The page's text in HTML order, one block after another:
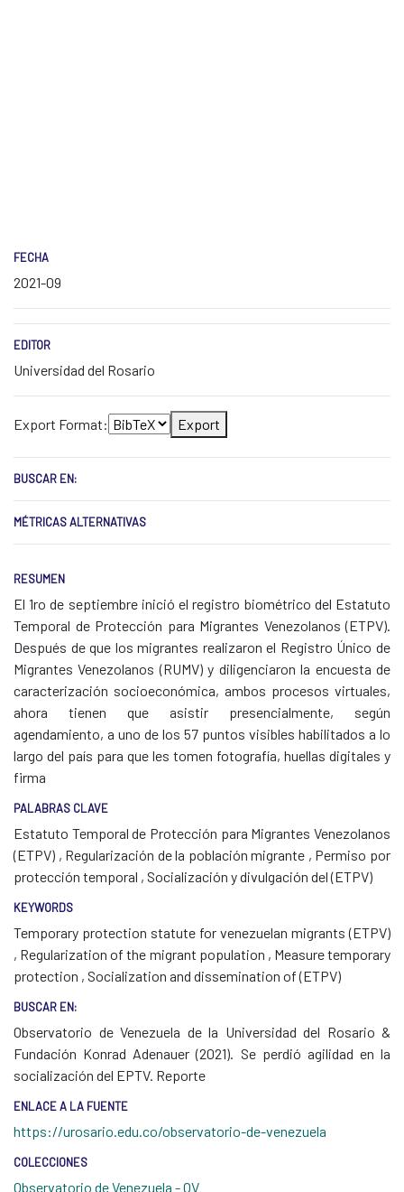
FECHA
2021-09
EDITOR
Universidad del Rosario
Export Format: Export
BUSCAR EN:
MÉTRICAS ALTERNATIVAS
RESUMEN
El 1ro de septiembre inició el registro biométrico del Estatuto
Temporal de Protección para Migrantes Venezolanos (ETPV).
Después de que los migrantes realizaron el Registro Único de
Migrantes Venezolanos (RUMV) y diligenciaron la encuesta de
caracterización socioeconómica, ambos procesos virtuales,
ahora tienen que asistir presencialmente, según
agendamiento, a uno de los 57 puntos visibles habilitados a lo
largo del país para que les tomen fotografía, huellas digitales y
firma
PALABRAS CLAVE
Estatuto Temporal de Protección para Migrantes Venezolanos
(ETPV) , Regularización de la población migrante , Permiso por
protección temporal , Socialización y divulgación del (ETPV)
KEYWORDS
Temporary protection statute for venezuelan migrants (ETPV)
, Regularization of the migrant population , Measure temporary
protection , Socialization and dissemination of (ETPV)
BUSCAR EN:
Observatorio de Venezuela de la Universidad del Rosario &
Fundación Konrad Adenauer (2021). Se perdió agilidad en la
socialización del EPTV. Reporte
ENLACE A LA FUENTE
https://urosario.edu.co/observatorio-de-venezuela
COLECCIONES
Observatorio de Venezuela - OV